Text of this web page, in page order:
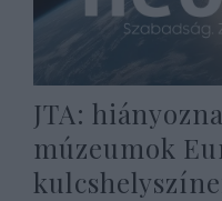
JTA:
múzeumok